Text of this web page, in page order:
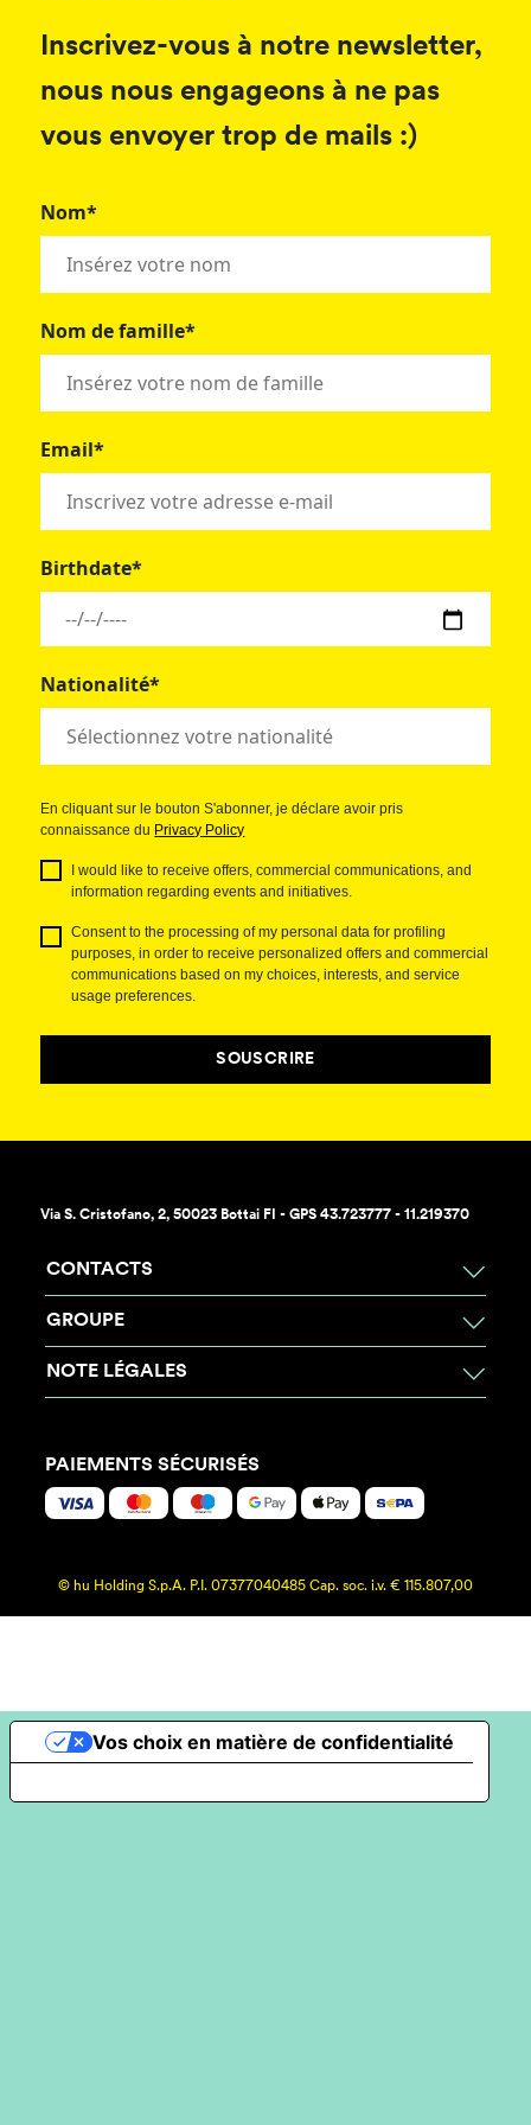
Inscrivez-vous à notre newsletter,
nous nous engageons à ne pas
vous envoyer trop de mails :)
Nom*
Nom de famille*
Email*
Birthdate*
Nationalité*
En cliquant sur le bouton S'abonner, je déclare avoir pris
connaissance du Privacy Policy
I would like to receive offers, commercial communications, and
information regarding events and initiatives.
Consent to the processing of my personal data for profiling
purposes, in order to receive personalized offers and commercial
communications based on my choices, interests, and service
usage preferences.
SOUSCRIRE
Via S. Cristofano, 2, 50023 Bottai FI - GPS 43.723777 - 11.219370
CONTACTS
GROUPE
NOTE LÉGALES
PAIEMENTS SÉCURISÉS
© hu Holding S.p.A. P.I. 07377040485 Cap. soc. i.v. € 115.807,00
Vos choix en matière de confidentialité